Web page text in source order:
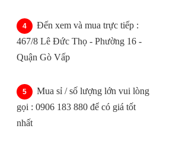
Đến xem và mua trực tiếp :
467/8 Lê Đức Thọ - Phường 16 -
Quận Gò Vấp
Mua sỉ / số lượng lớn vui lòng
gọi : 0906 183 880 để có giá tốt
nhất